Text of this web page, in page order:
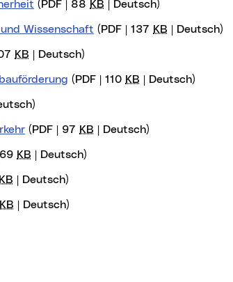
(PDF | 88 KB | Deutsch)
Wissenschaft (PDF | 137 KB | Deutsch)
KB | Deutsch)
(PDF | 110 KB | Deutsch)
(PDF | 97 KB | Deutsch)
KB | Deutsch)
KB | Deutsch)
KB | Deutsch)